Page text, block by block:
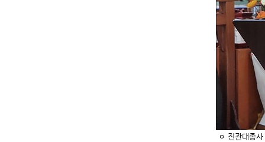
ㅇ 진관대종